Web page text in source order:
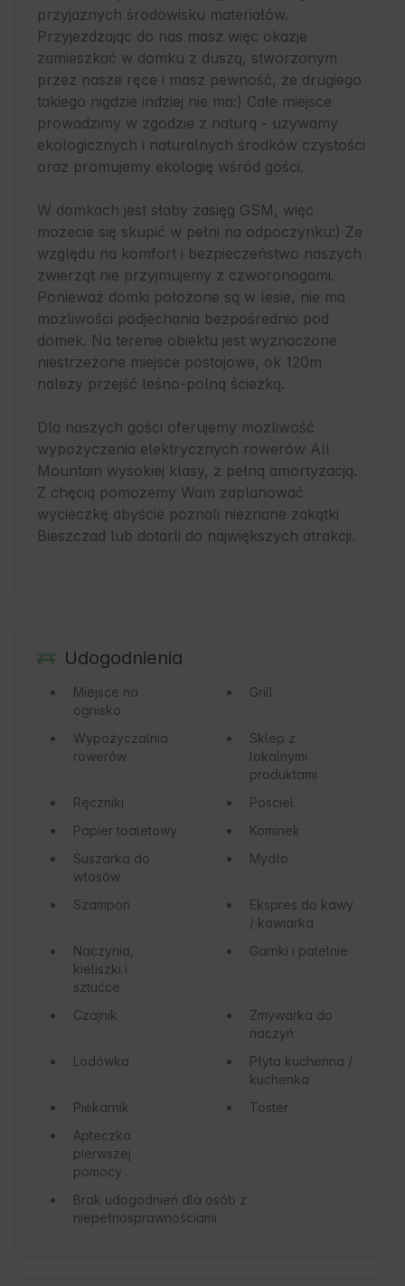
przyjaznych środowisku materiałów.
Przyjeżdżając do nas masz więc okazje
zamieszkać w domku z duszą, stworzonym
przez nasze ręce i masz pewność, że drugiego
takiego nigdzie indziej nie ma:) Całe miejsce
prowadzimy w zgodzie z naturą - używamy
ekologicznych i naturalnych środków czystości
oraz promujemy ekologię wśród gości.
W domkach jest słaby zasięg GSM, więc
możecie się skupić w pełni na odpoczynku:) Ze
względu na komfort i bezpieczeństwo naszych
zwierząt nie przyjmujemy z czworonogami.
Ponieważ domki położone są w lesie, nie ma
możliwości podjechania bezpośrednio pod
domek. Na terenie obiektu jest wyznaczone
niestrzeżone miejsce postojowe, ok 120m
należy przejść leśno-polną ścieżką.
Dla naszych gości oferujemy możliwość
wypożyczenia elektrycznych rowerów All
Mountain wysokiej klasy, z pełną amortyzacją.
Z chęcią pomożemy Wam zaplanować
wycieczkę abyście poznali nieznane zakątki
Bieszczad lub dotarli do największych atrakcji.
Udogodnienia
Miejsce na
ognisko
Grill
Wypożyczalnia
rowerów
Sklep z
lokalnymi
produktami
Ręczniki
Pościel
Papier toaletowy
Kominek
Suszarka do
włosów
Mydło
Szampon
Ekspres do kawy
/ kawiarka
Naczynia,
kieliszki i
sztućce
Garnki i patelnie
Czajnik
Zmywarka do
naczyń
Lodówka
Płyta kuchenna /
kuchenka
Piekarnik
Toster
Apteczka
pierwszej
pomocy
Brak udogodnień dla osób z
niepełnosprawnościami